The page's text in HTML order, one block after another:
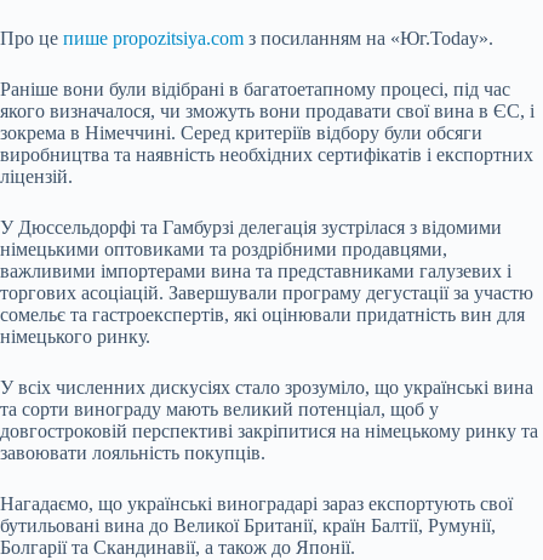
Про це пише propozitsiya.com з посиланням на «Юг.Today».
Раніше вони були відібрані в багатоетапному процесі, під час
якого визначалося, чи зможуть вони продавати свої вина в ЄС, і
зокрема в Німеччині. Серед критеріїв відбору були обсяги
виробництва та наявність необхідних сертифікатів і експортних
ліцензій.
У Дюссельдорфі та Гамбурзі делегація зустрілася з відомими
німецькими оптовиками та роздрібними продавцями,
важливими імпортерами вина та представниками галузевих і
торгових асоціацій. Завершували програму дегустації за участю
сомельє та гастроекспертів, які оцінювали придатність вин для
німецького ринку.
У всіх численних дискусіях стало зрозуміло, що українські вина
та сорти винограду мають великий потенціал, щоб у
довгостроковій перспективі закріпитися на німецькому ринку та
завоювати лояльність покупців.
Нагадаємо, що українські виноградарі зараз експортують свої
бутильовані вина до Великої Британії, країн Балтії, Румунії,
Болгарії та Скандинавії, а також до Японії.